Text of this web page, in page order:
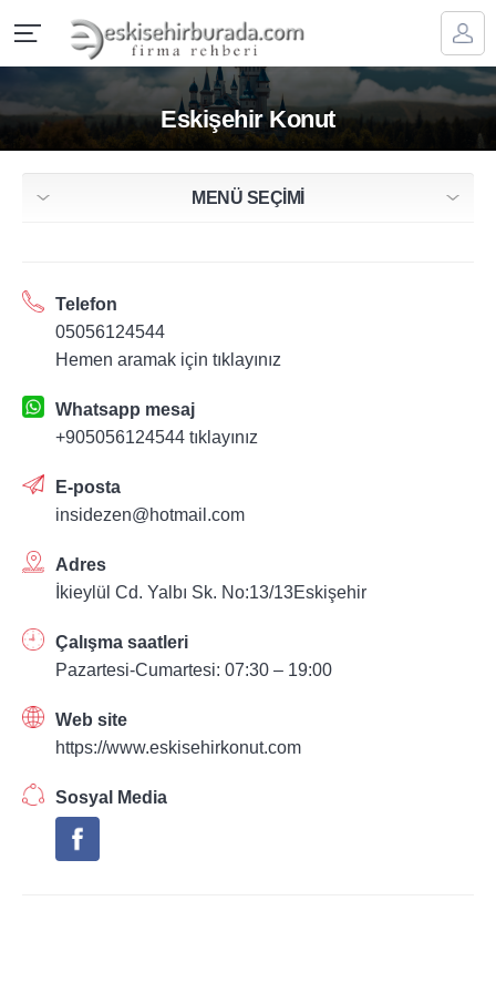
Eskişehir Konut
MENÜ SEÇİMİ
Telefon
05056124544
Hemen aramak için tıklayınız
Whatsapp mesaj
+905056124544 tıklayınız
E-posta
insidezen@hotmail.com
Adres
İkieylül Cd. Yalbı Sk. No:13/13Eskişehir
Çalışma saatleri
Pazartesi-Cumartesi: 07:30 – 19:00
Web site
https://www.eskisehirkonut.com
Sosyal Media